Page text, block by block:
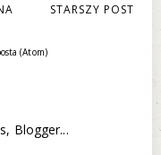
STARSZY POST
(Atom)